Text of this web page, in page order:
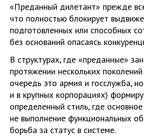
«Преданный дилетант» прежде
что полностью блокирует
подготовленных или способных
без оснований опасаясь
В структурах, где «преданные»
протяжении нескольких
очередь это армия и госслужба,
и в крупных корпорациях)
определенный стиль, где
не выполнение функциональных
борьба за статус в системе.